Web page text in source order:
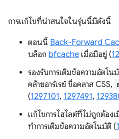
การแก้ไขที่น่าสนใจในรุ่นนี้มีดังนี้
ตอนนี้ Back-Forward
บล็อก bfcache เมื่อมีอยู่ (
รองรับการเติมข้อความอัตโ
คล้ายอาร์เรย์ ชื่อคลาส CSS,
(1297101, 1297491,
แก้ไขการไฮไลต์ที่ไม่ถูกต้อง
ทำการเติมข้อความอัตโนมัติ (